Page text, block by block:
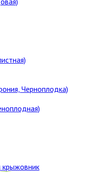
Черноплодка)